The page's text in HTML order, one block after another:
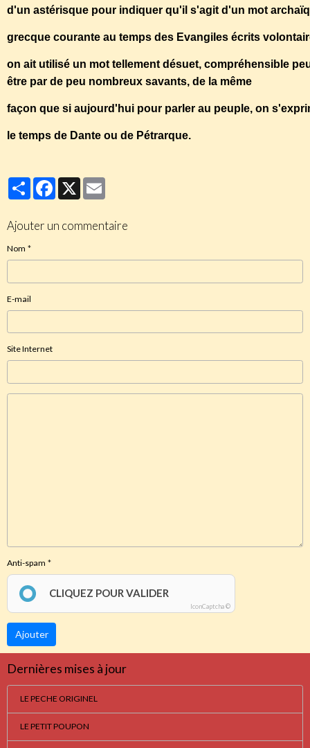
d'un astérisque pour indiquer qu'il s'agit d'un mot
grecque courante au temps des Evangiles écrits
on ait utilisé un mot tellement désuet, compréhensible
être par de peu nombreux savants, de la même
façon que si aujourd'hui pour parler au peuple, on
le temps de Dante ou de Pétrarque.
PartagerFacebook
X
Ajouter un commentaire
Nom
E-mail
Site Internet
Anti-spam
CLIQUEZ POUR VALIDER
IconCaptcha ©
Ajouter
Dernières mises à jour
LE PECHE ORIGINEL
LE PETIT POUPON